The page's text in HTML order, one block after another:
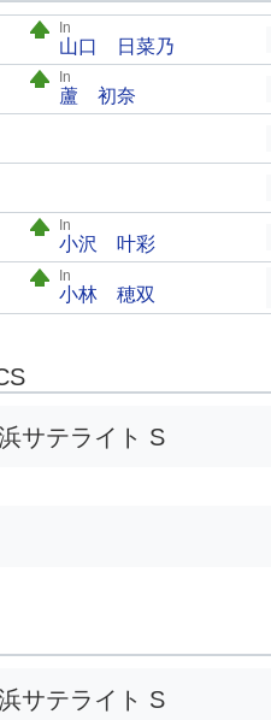
In
山口 日菜乃
In
蘆 初奈
In
小沢 叶彩
In
小林 穂双
サテライト S
サテライト S